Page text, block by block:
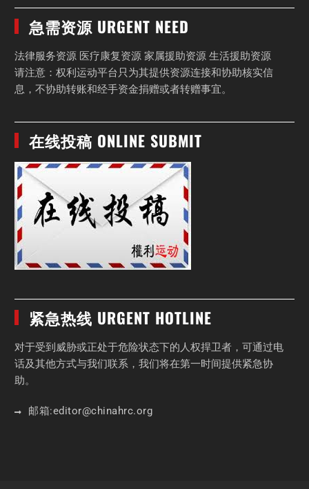
急需资源 URGENT NEED
法律服务资源 医疗康复资源 家属援助资源 生活援助资源
请注意：权利运动平台只为其提供资源连接和协助核实信
息，不协助转账和经手资金捐赠或者转赠事宜。
在线投稿 ONLINE SUBMIT
紧急热线 URGENT HOTLINE
对于受到威胁或正处于危险状态下的人权捍卫者，可通过电
话及其他方式与我们联系，我们将在第一时间提供紧急协
助。
邮箱:editor@chinahrc.org